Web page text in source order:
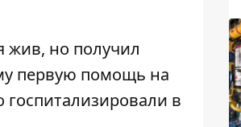
жив, но получил
первую помощь на
в